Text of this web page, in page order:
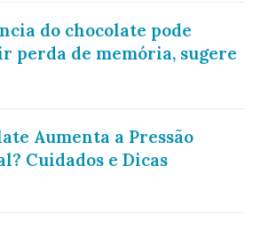
do chocolate pode
perda de memória, sugere
Aumenta a Pressão
Cuidados e Dicas